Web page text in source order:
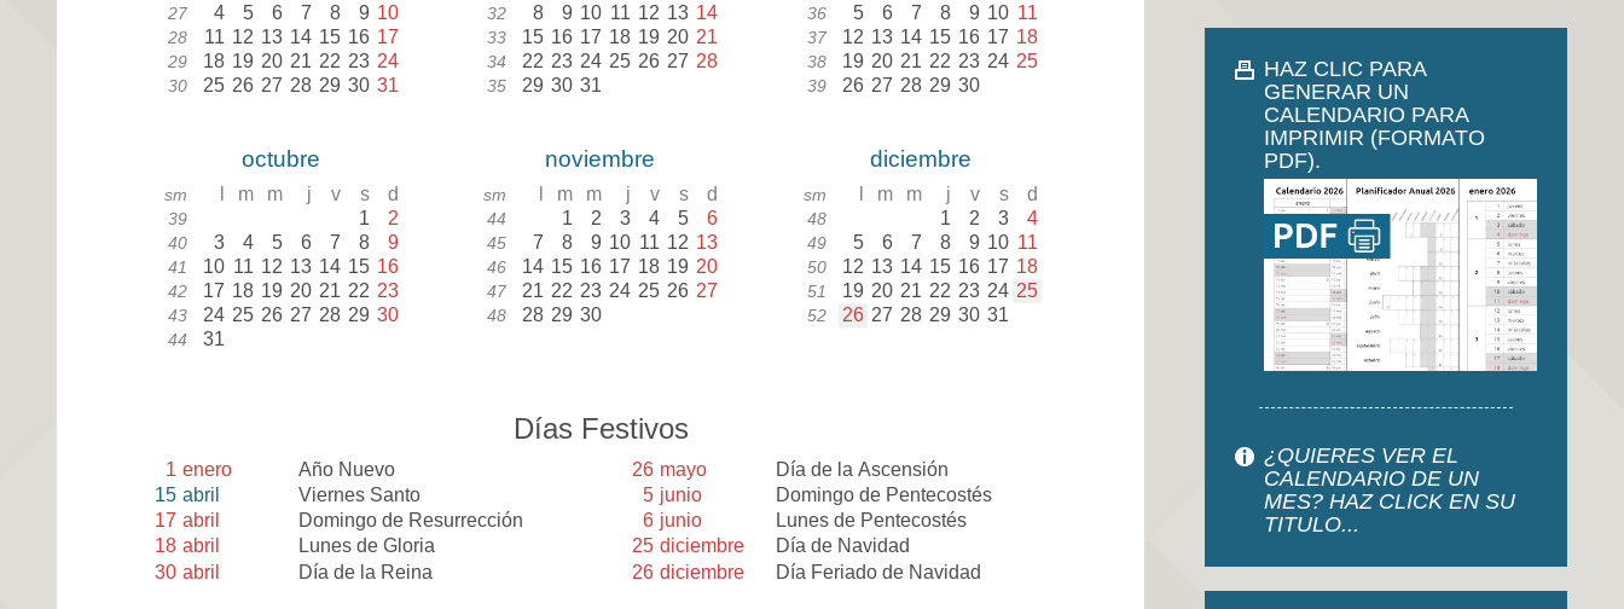
27 4 5 6 7 8 9 10
28 11 12 13 14 15 16 17
29 18 19 20 21 22 23 24
30 25 26 27 28 29 30 31
32 8 9 10 11 12 13 14
33 15 16 17 18 19 20 21
34 22 23 24 25 26 27 28
35 29 30 31
36 5 6 7 8 9 10 11
37 12 13 14 15 16 17 18
38 19 20 21 22 23 24 25
39 26 27 28 29 30
octubre
sm m m j v s d
39 1 2
40 3 4 5 6 7 8 9
41 10 11 12 13 14 15 16
42 17 18 19 20 21 22 23
43 24 25 26 27 28 29 30
44 31
noviembre
sm m m j v s d
44 1 2 3 4 5 6
45 7 8 9 10 11 12 13
46 14 15 16 17 18 19 20
47 21 22 23 24 25 26 27
48 28 29 30
diciembre
sm m m j v s d
48 1 2 3 4
49 5 6 7 8 9 10 11
50 12 13 14 15 16 17 18
51 19 20 21 22 23 24 25
52 26 27 28 29 30 31
Días Festivos
1 enero
Año Nuevo
15 abril
Viernes Santo
17 abril
Domingo de Resurrección
18 abril
Lunes de Gloria
30 abril Día de la Reina
26 mayo
Día de la Ascensión
5 junio
Domingo de Pentecostés
6 junio
Lunes de Pentecostés
25 diciembre
Día de Navidad
26 diciembre Día Feriado de Navidad
HAZ CLIC PARA
GENERAR UN
CALENDARIO PARA
IMPRIMIR (FORMATO
PDF).
¿QUIERES VER EL
CALENDARIO DE UN
MES? HAZ CLICK EN SU
TITULO...